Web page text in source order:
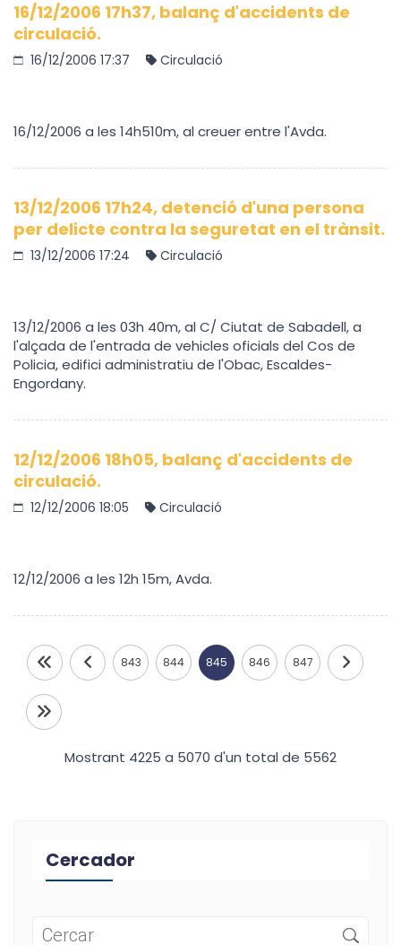
16/12/2006 17h37, balanç d'accidents de
circulació.
16/12/2006 17:37 Circulació
16/12/2006 a les 14h510m, al creuer entre l'Avda.
13/12/2006 17h24, detenció d'una persona
per delicte contra la seguretat en el trànsit.
13/12/2006 17:24 Circulació
13/12/2006 a les 03h 40m, al C/ Ciutat de Sabadell, a
l'alçada de l'entrada de vehicles oficials del Cos de
Policia, edifici administratiu de l'Obac, Escaldes-
Engordany.
12/12/2006 18h05, balanç d'accidents de
circulació.
12/12/2006 18:05 Circulació
12/12/2006 a les 12h 15m, Avda.
843 844 845 846 847
Mostrant 4225 a 5070 d'un total de 5562
Cercador